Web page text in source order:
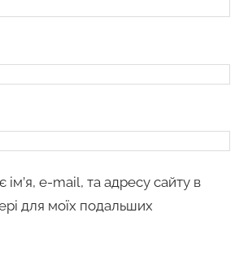
ім’я, e-mail, та адресу сайту в
для моїх подальших